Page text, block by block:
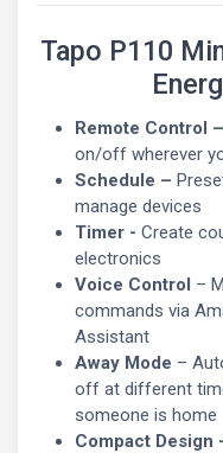
Tapo P110
Remote Control –
on/off wherever
Schedule –
manage devices
Timer - Create
electronics
Voice Control –
commands via
Assistant
Away Mode –
off at different
someone is home
Compact Design -